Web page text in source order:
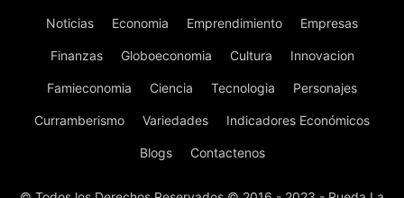
Noticias Economia Emprendimiento Empresas
Finanzas Globoeconomia Cultura Innovacion
Famieconomia Ciencia Tecnologia Personajes
Curramberismo Variedades Indicadores Económicos
Blogs Contactenos